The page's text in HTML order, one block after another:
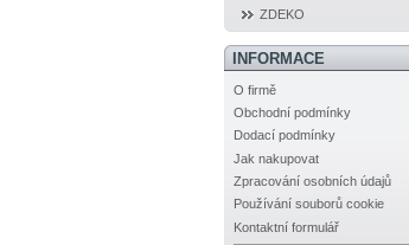
ZDEKO
INFORMACE
O firmě
Obchodní podmínky
Dodací podmínky
Jak nakupovat
Zpracování osobních údajů
Používání souborů cookie
Kontaktní formulář